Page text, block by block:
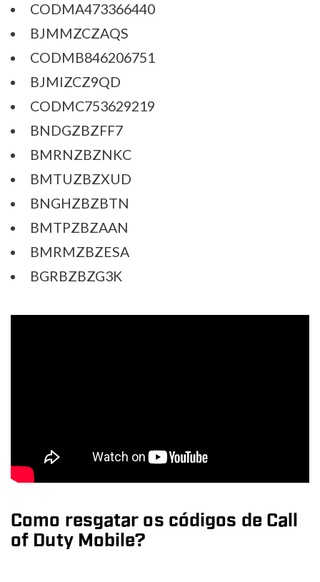
CODMA473366440
BJMMZCZAQS
CODMB846206751
BJMIZCZ9QD
CODMC753629219
BNDGZBZFF7
BMRNZBZNKC
BMTUZBZXUD
BNGHZBZBTN
BMTPZBZAAN
BMRMZBZESA
BGRBZBZG3K
Como resgatar os códigos de Call
of Duty Mobile?